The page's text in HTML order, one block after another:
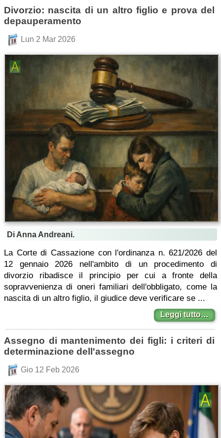
Divorzio: nascita di un altro figlio e prova del
depauperamento
Lun 2 Mar 2026
Di Anna Andreani.
La Corte di Cassazione con l'ordinanza n. 621/2026 del
12 gennaio 2026 nell'ambito di un procedimento di
divorzio ribadisce il principio per cui a fronte della
sopravvenienza di oneri familiari dell'obbligato, come la
nascita di un altro figlio, il giudice deve verificare se ...
Leggi tutto…
Assegno di mantenimento dei figli: i criteri di
determinazione dell'assegno
Gio 12 Feb 2026